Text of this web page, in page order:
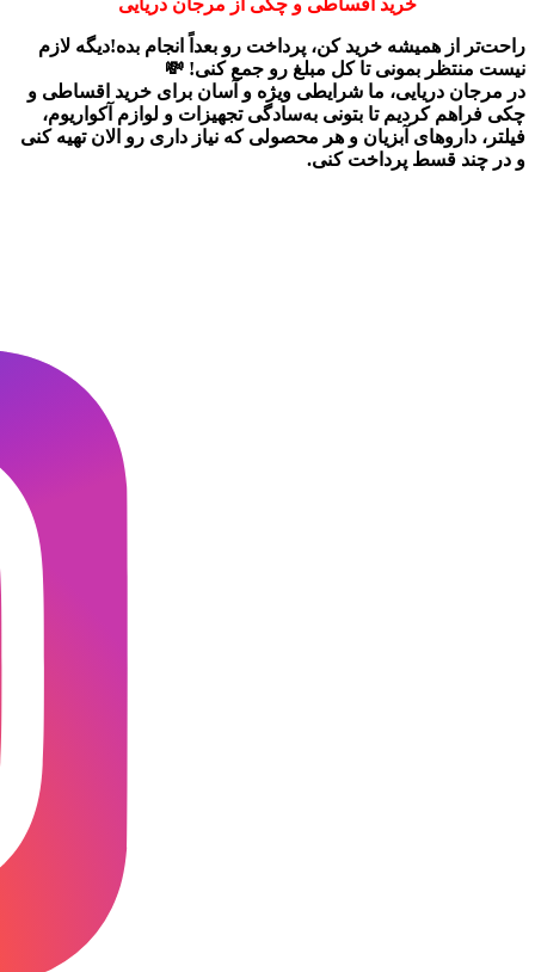
خرید اقساطی و چکی از مرجان دریایی
راحت‌تر از همیشه خرید کن، پرداخت رو بعداً انجام بده!دیگه لازم
نیست منتظر بمونی تا کل مبلغ رو جمع کنی! 💸
در مرجان دریایی، ما شرایطی ویژه و آسان برای خرید اقساطی و
چکی فراهم کردیم تا بتونی به‌سادگی تجهیزات و لوازم آکواریوم،
فیلتر، داروهای آبزیان و هر محصولی که نیاز داری رو الان تهیه کنی
و در چند قسط پرداخت کنی.